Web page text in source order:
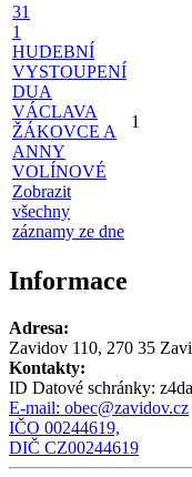
31
1
HUDEBNÍ
VYSTOUPENÍ
DUA
VÁCLAVA
ŽÁKOVCE A
ANNY
VOLÍNOVÉ
Zobrazit
všechny
záznamy ze dne
1
Informace
Adresa:
Zavidov 110, 270 35
Kontakty:
ID Datové schránky:
E-mail: obec@zavidov.cz
IČO 00244619,
DIČ CZ00244619